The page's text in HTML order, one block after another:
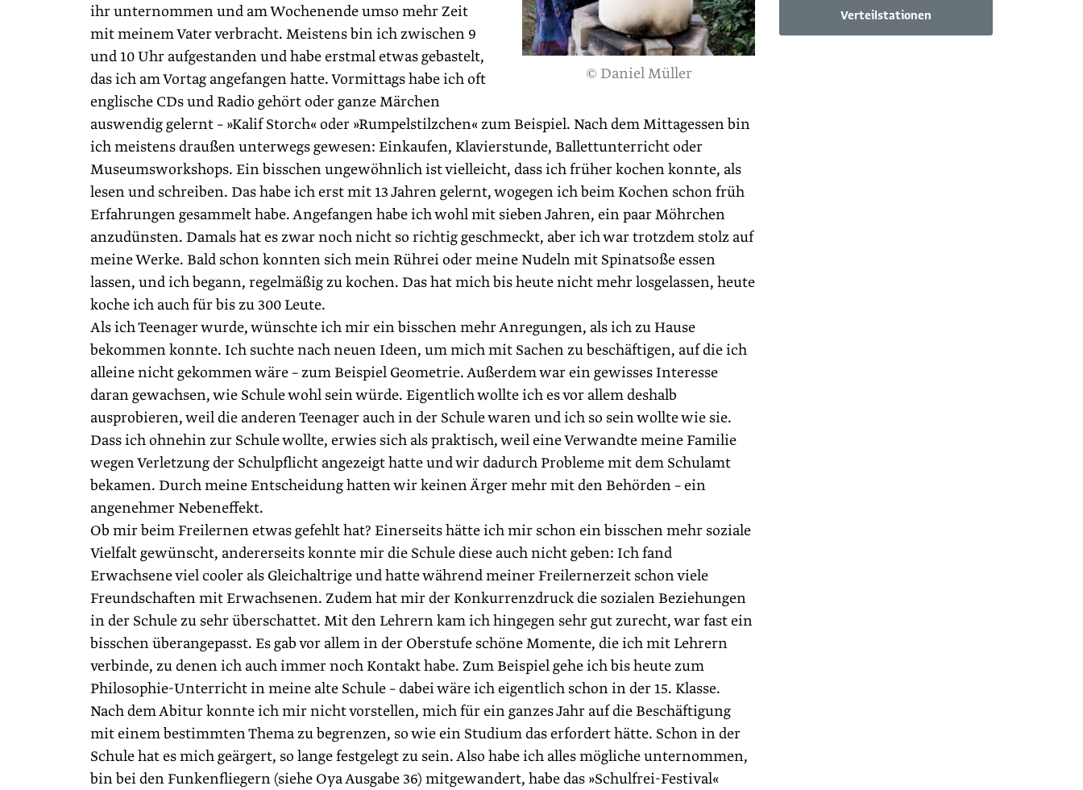
© Daniel Müller
ihr unternommen und am Wochenende umso mehr Zeit
mit meinem Vater verbracht. Meistens bin ich zwischen 9
und 10 Uhr aufgestanden und habe erstmal etwas gebastelt,
das ich am Vortag angefangen hatte. Vormittags habe ich oft
englische CDs und Radio gehört oder ganze Märchen
auswendig gelernt – »Kalif Storch« oder »Rumpelstilzchen« zum Beispiel. Nach dem Mittagessen bin
ich meistens draußen unterwegs gewesen: Einkaufen, Klavierstunde, Ballettunterricht oder
Museumsworkshops. Ein bisschen ungewöhnlich ist vielleicht, dass ich früher kochen konnte, als
lesen und schreiben. Das habe ich erst mit 13 Jahren gelernt, wogegen ich beim Kochen schon früh
Erfahrungen gesammelt habe. Angefangen habe ich wohl mit sieben Jahren, ein paar Möhrchen
anzudünsten. Damals hat es zwar noch nicht so richtig geschmeckt, aber ich war trotzdem stolz auf
meine Werke. Bald schon ­konnten sich mein Rührei oder meine ­Nudeln mit Spinatsoße essen
lassen, und ich begann, regelmäßig zu kochen. Das hat mich bis heute nicht mehr losgelassen, heute
koche ich auch für bis zu 300 Leute.
Als ich Teenager wurde, wünschte ich mir ein bisschen mehr Anregungen, als ich zu Hause
bekommen konnte. Ich suchte nach neuen Ideen, um mich mit Sachen zu beschäftigen, auf die ich
alleine nicht gekommen wäre – zum Beispiel Geometrie. Außerdem war ein gewisses Interesse
daran gewachsen, wie Schule wohl sein würde. Eigentlich wollte ich es vor allem deshalb
ausprobieren, weil die anderen Teenager auch in der Schule waren und ich so sein wollte wie sie.
Dass ich ohnehin zur Schule wollte, erwies sich als praktisch, weil eine Verwandte meine Familie
wegen Verletzung der Schulpflicht angezeigt hatte und wir dadurch Probleme mit dem Schulamt
bekamen. Durch meine Entscheidung hatten wir keinen Ärger mehr mit den Behörden – ein
angenehmer Neben­effekt.
Ob mir beim Freilernen etwas gefehlt hat? Einerseits hätte ich mir schon ein bisschen mehr soziale
Vielfalt gewünscht, andererseits konnte mir die Schule diese auch nicht geben: Ich fand
Erwachsene viel cooler als Gleichaltrige und hatte während meiner Freilernerzeit schon viele
Freundschaften mit Erwachsenen. Zudem hat mir der Konkurrenzdruck die sozialen Beziehungen
in der Schule zu sehr überschattet. Mit den Lehrern kam ich hingegen sehr gut zurecht, war fast ein
bisschen überangepasst. Es gab vor allem in der Oberstufe schöne Momente, die ich mit Lehrern
verbinde, zu denen ich auch immer noch Kontakt habe. Zum Beispiel gehe ich bis heute zum
Philosophie-Unterricht in meine alte Schule – dabei wäre ich eigentlich schon in der 15. Klasse.
Nach dem Abitur konnte ich mir nicht vorstellen, mich für ein ganzes Jahr auf die Beschäftigung
mit einem bestimmten Thema zu begrenzen, so wie ein Studium das erfordert hätte. Schon in der
Schule hat es mich geärgert, so lange festgelegt zu sein. Also habe ich alles mögliche unternommen,
bin bei den Funkenfliegern (siehe Oya Ausgabe 36) mitgewandert, habe das »Schulfrei-Festival«
Verteilstationen